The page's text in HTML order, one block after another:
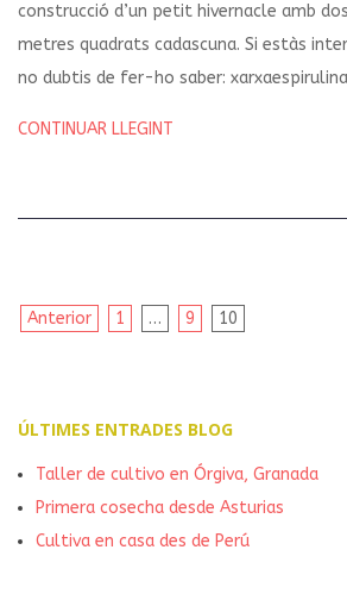
construcció d’un petit hivernacle amb
metres quadrats cadascuna. Si estàs
no dubtis de fer-ho saber:
CONTINUAR LLEGINT
Navegació
Anterior 1 … 9 10
ÚLTIMES ENTRADES BLOG
Taller de cultivo en Órgiva, Granada
Primera cosecha desde Asturias
Cultiva en casa des de Perú